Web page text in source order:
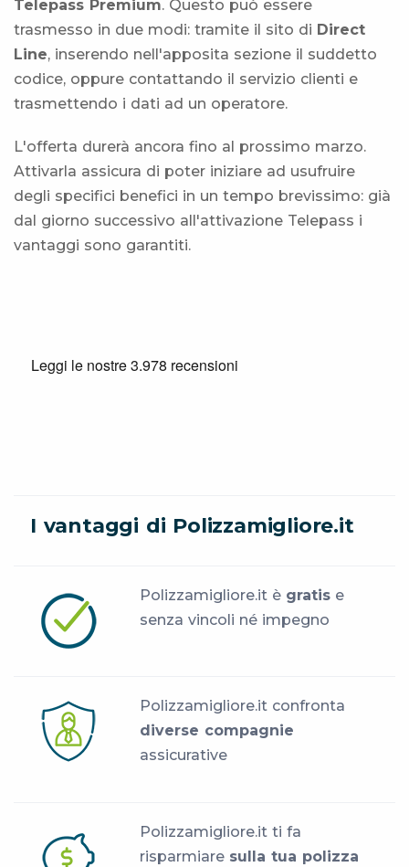
Telepass Premium. Questo può essere
trasmesso in due modi: tramite il sito di Direct
Line, inserendo nell'apposita sezione il suddetto
codice, oppure contattando il servizio clienti e
trasmettendo i dati ad un operatore.
L'offerta durerà ancora fino al prossimo marzo.
Attivarla assicura di poter iniziare ad usufruire
degli specifici benefici in un tempo brevissimo: già
dal giorno successivo all'attivazione Telepass i
vantaggi sono garantiti.
I vantaggi di Polizzamigliore.it
Polizzamigliore.it è gratis e
senza vincoli né impegno
Polizzamigliore.it confronta
diverse compagnie
assicurative
Polizzamigliore.it ti fa
risparmiare sulla tua polizza